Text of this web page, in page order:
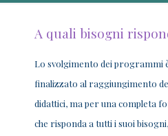
A quali bisogni
Lo svolgimento dei programmi
finalizzato al raggiungimento
didattici, ma per una completa
che risponda a tutti i suoi